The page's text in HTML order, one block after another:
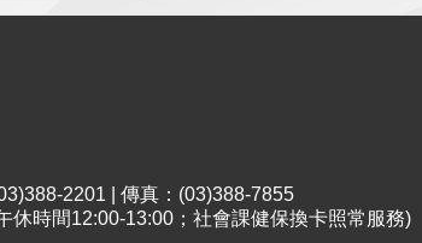
2201 | 傳真：(03)388-7855
休時間12:00-13:00；社會課健保換卡照常服務)